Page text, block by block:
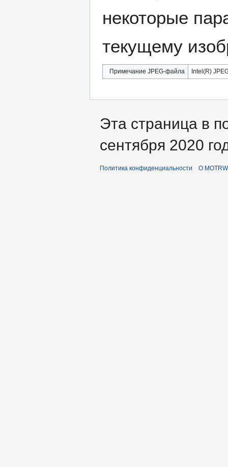
некоторые
текущему
Примечание JPEG-файла Intel(R)
Эта страница в
сентября 2020
Политика конфиденциальности О